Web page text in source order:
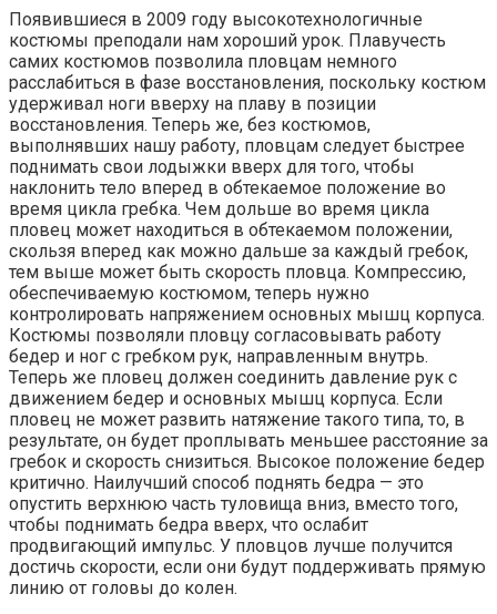
Появившиеся в 2009 году высокотехнологичные
костюмы преподали нам хороший урок. Плавучесть
самих костюмов позволила пловцам немного
расслабиться в фазе восстановления, поскольку костюм
удерживал ноги вверху на плаву в позиции
восстановления. Теперь же, без костюмов,
выполнявших нашу работу, пловцам следует быстрее
поднимать свои лодыжки вверх для того, чтобы
наклонить тело вперед в обтекаемое положение во
время цикла гребка. Чем дольше во время цикла
пловец может находиться в обтекаемом положении,
скользя вперед как можно дальше за каждый гребок,
тем выше может быть скорость пловца. Компрессию,
обеспечиваемую костюмом, теперь нужно
контролировать напряжением основных мышц корпуса.
Костюмы позволяли пловцу согласовывать работу
бедер и ног с гребком рук, направленным внутрь.
Теперь же пловец должен соединить давление рук с
движением бедер и основных мышц корпуса. Если
пловец не может развить натяжение такого типа, то, в
результате, он будет проплывать меньшее расстояние за
гребок и скорость снизиться. Высокое положение бедер
критично. Наилучший способ поднять бедра — это
опустить верхнюю часть туловища вниз, вместо того,
чтобы поднимать бедра вверх, что ослабит
продвигающий импульс. У пловцов лучше получится
достичь скорости, если они будут поддерживать прямую
линию от головы до колен.